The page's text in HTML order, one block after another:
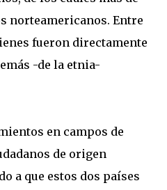
norteamericanos. Entre
fueron directamente
-de la etnia-
en campos de
de origen
a que estos dos países